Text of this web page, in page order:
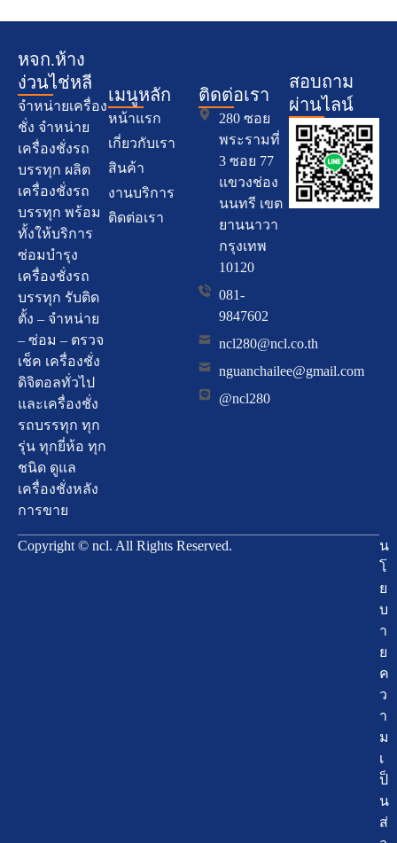
หจก.ห้าง
ง่วนไช่หลี
จำหน่ายเครื่อง
ชั่ง จำหน่าย
เครื่องชั่งรถ
บรรทุก ผลิต
เครื่องชั่งรถ
บรรทุก พร้อม
ทั้งให้บริการ
ซ่อมบำรุง
เครื่องชั่งรถ
บรรทุก รับติด
ตั้ง – จำหน่าย
– ซ่อม – ตรวจ
เช็ค เครื่องชั่ง
ดิจิตอลทั่วไป
และเครื่องชั่ง
รถบรรทุก ทุก
รุ่น ทุกยี่ห้อ ทุก
ชนิด ดูแล
เครื่องชั่งหลัง
การขาย
เมนูหลัก
หน้าแรก
เกี่ยวกับเรา
สินค้า
งานบริการ
ติดต่อเรา
ติดต่อเรา
280 ซอย
พระรามที่
3 ซอย 77
แขวงช่อง
นนทรี เขต
ยานนาวา
กรุงเทพ
10120
081-
9847602
ncl280@ncl.co.th
nguanchailee@gmail.com
@ncl280
สอบถาม
ผ่านไลน์
Copyright © ncl. All Rights Reserved.
น
โ
ย
บ
า
ย
ค
ว
า
ม
เ
ป็
น
ส่